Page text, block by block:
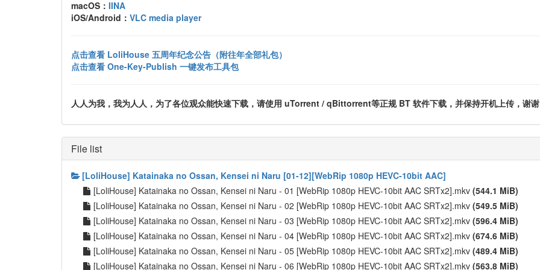
macOS： IINA
iOS/Android： VLC media player
点击查看 LoliHouse 五周年纪念公告（附往年全部礼包）
点击查看 One-Key-Publish 一键发布工具包
人人为我，我为人人，为了各位观众能快速下载，请使用 uTorrent / qBittorrent等正规 BT 软件下载，并保持开机上传，谢
File list
[LoliHouse] Katainaka no Ossan, Kensei ni Naru [01-12][WebRip 1080p HEVC-10bit AAC]
[LoliHouse] Katainaka no Ossan, Kensei ni Naru - 01 [WebRip 1080p HEVC-10bit AAC SRTx2].mkv (544.1 MiB)
[LoliHouse] Katainaka no Ossan, Kensei ni Naru - 02 [WebRip 1080p HEVC-10bit AAC SRTx2].mkv (549.5 MiB)
[LoliHouse] Katainaka no Ossan, Kensei ni Naru - 03 [WebRip 1080p HEVC-10bit AAC SRTx2].mkv (596.4 MiB)
[LoliHouse] Katainaka no Ossan, Kensei ni Naru - 04 [WebRip 1080p HEVC-10bit AAC SRTx2].mkv (674.6 MiB)
[LoliHouse] Katainaka no Ossan, Kensei ni Naru - 05 [WebRip 1080p HEVC-10bit AAC SRTx2].mkv (489.4 MiB)
[LoliHouse] Katainaka no Ossan, Kensei ni Naru - 06 [WebRip 1080p HEVC-10bit AAC SRTx2].mkv (563.8 MiB)